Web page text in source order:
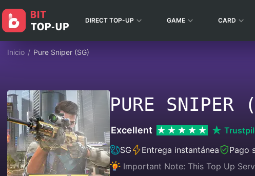
DIRECT TOP-UP GAME CARD
Inicio / Pure Sniper (SG)
PURE SNIPER
Excellent
SG
Entrega instantánea
Pago
Important Note: This Top Up